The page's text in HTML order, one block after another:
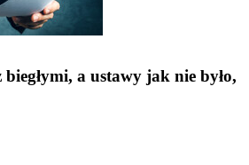
a ustawy jak nie było,